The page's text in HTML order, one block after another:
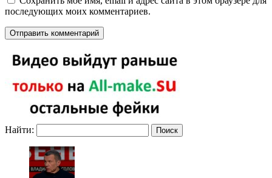
последующих моих комментариев.
Найти: